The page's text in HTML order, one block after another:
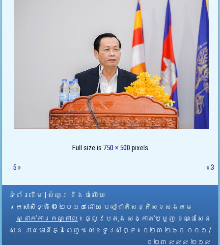
Full size is 750 × 500 pixels
5 » «3
ទំព័រដើម
សំណួរ និង ចំលើយ
រក្សាសិទ្ធិ © ២០១៤ ដោយ​ បេឡាជាតិសន្តិសុខសង្គម
ស្នាក់ការកណ្តាល ៖ ផ្លូវបេតុង សង្កាត់ឃ្មួញ ខណ្ឌសែន
សុខ រាជធានីភ្នំពេញ។ លេខទូរស័ព្ទ ៖ ០២៣ ២៦០ ០០១ /
០២៣ ៩៩៩ ២១៩